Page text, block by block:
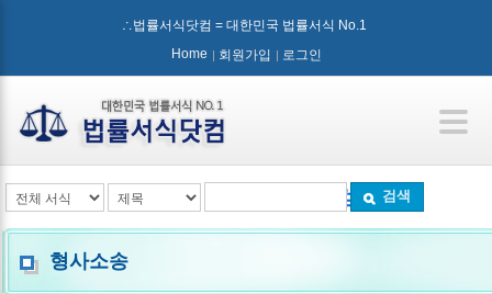
∴법률서식닷컴 = 대한민국 법률서식 No.1
Home
회원가입 로그인
검색
형사소송